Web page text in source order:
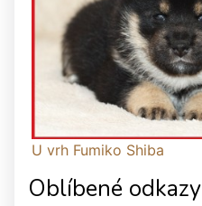
U vrh Fumiko Shiba
Oblíbené odkazy